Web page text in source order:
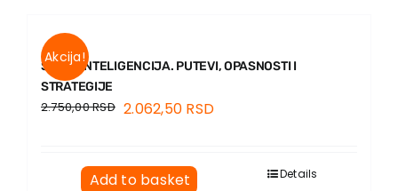
Akcija!
SUPERINTELIGENCIJA. PUTEVI, OPASNOSTI I
STRATEGIJE
2.750,00RSD 2.062,50 RSD
Add to basket Details